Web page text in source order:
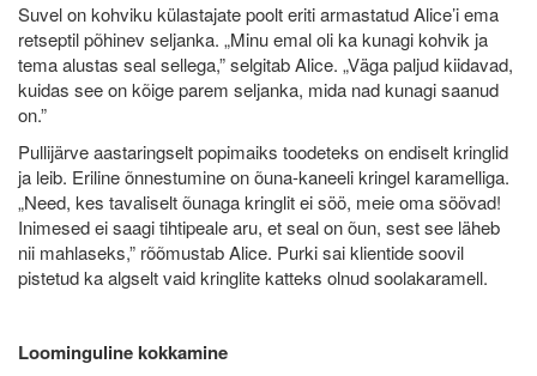
Suvel on kohviku külastajate poolt eriti armastatud Alice’i ema
retseptil põhinev seljanka. „Minu emal oli ka kunagi kohvik ja
tema alustas seal sellega,” selgitab Alice. „Väga paljud kiidavad,
kuidas see on kõige parem seljanka, mida nad kunagi saanud
on.”
Pullijärve aastaringselt popimaiks toodeteks on endiselt kringlid
ja leib. Eriline õnnestumine on õuna-kaneeli kringel karamelliga.
„Need, kes tavaliselt õunaga kringlit ei söö, meie oma söövad!
Inimesed ei saagi tihtipeale aru, et seal on õun, sest see läheb
nii mahlaseks,” rõõmustab Alice. Purki sai klientide soovil
pistetud ka algselt vaid kringlite katteks olnud soolakaramell.
Loominguline kokkamine